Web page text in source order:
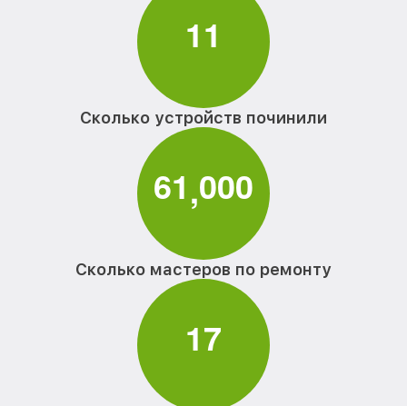
11
Сколько устройств починили
61,000
Сколько мастеров по ремонту
17